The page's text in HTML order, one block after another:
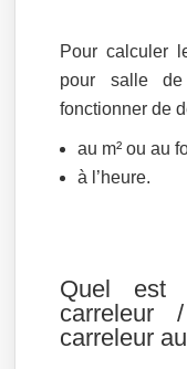
Pour calculer
pour salle
fonctionner de
au m² ou au
à l’heure.
Quel est
carreleur
carreleur